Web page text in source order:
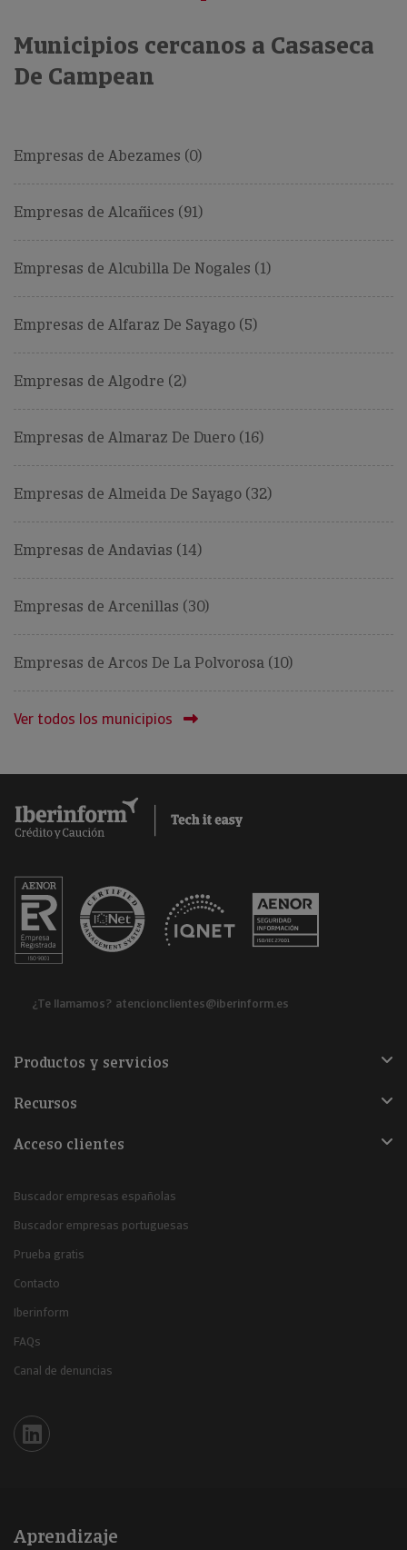
Municipios cercanos a Casaseca
De Campean
Empresas de Abezames (0)
Empresas de Alcañices (91)
Empresas de Alcubilla De Nogales (1)
Empresas de Alfaraz De Sayago (5)
Empresas de Algodre (2)
Empresas de Almaraz De Duero (16)
Empresas de Almeida De Sayago (32)
Empresas de Andavias (14)
Empresas de Arcenillas (30)
Empresas de Arcos De La Polvorosa (10)
Ver todos los municipios
¿Te llamamos? atencionclientes@iberinform.es
Productos y servicios
Recursos
Acceso clientes
Buscador empresas españolas
Buscador empresas portuguesas
Prueba gratis
Contacto
Iberinform
FAQs
Canal de denuncias
Iberinform en Linkedin
Aprendizaje